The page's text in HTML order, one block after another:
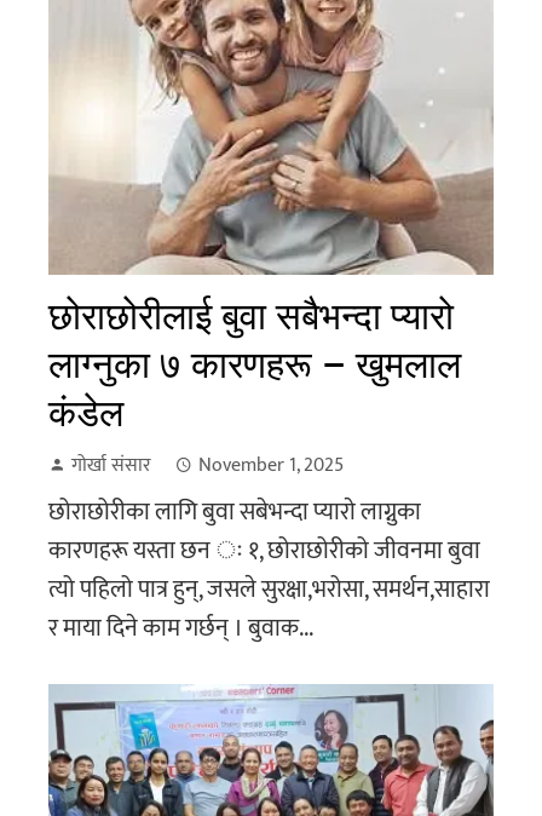
छोराछोरीलाई बुवा सबैभन्दा प्यारो
लाग्नुका ७ कारणहरू – खुमलाल
कंडेल
गोर्खा संसार November 1, 2025
छोराछोरीका लागि बुवा सबेभन्दा प्याराे लाग्नुका
कारणहरू यस्ता छन ः १, छोराछोरीको जीवनमा बुवा
त्यो पहिलो पात्र हुन्, जसले सुरक्षा,भरोसा, समर्थन,साहारा
र माया दिने काम गर्छन् । बुवाक...